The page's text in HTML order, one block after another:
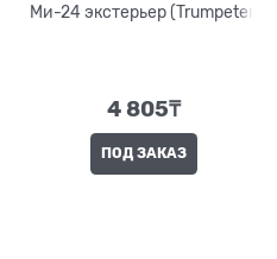
Ми-24 экстерьер (Trumpeter)
4 805₸
ПОД ЗАКАЗ